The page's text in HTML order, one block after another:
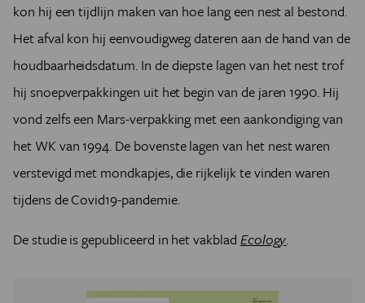
kon hij een tijdlijn maken van hoe lang een nest al bestond.
Het afval kon hij eenvoudigweg dateren aan de hand van de
houdbaarheidsdatum. In de diepste lagen van het nest trof
hij snoepverpakkingen uit het begin van de jaren 1990. Hij
vond zelfs een Mars-verpakking met een aankondiging van
het WK van 1994. De bovenste lagen van het nest waren
verstevigd met mondkapjes, die rijkelijk te vinden waren
tijdens de Covid19-pandemie.
De studie is gepubliceerd in het vakblad Ecology.